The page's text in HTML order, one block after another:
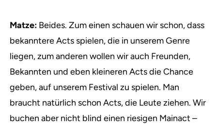
Matze: Beides. Zum einen schauen wir schon, dass
bekanntere Acts spielen, die in unserem Genre
liegen, zum anderen wollen wir auch Freunden,
Bekannten und eben kleineren Acts die Chance
geben, auf unserem Festival zu spielen. Man
braucht natürlich schon Acts, die Leute ziehen. Wir
buchen aber nicht blind einen riesigen Mainact –